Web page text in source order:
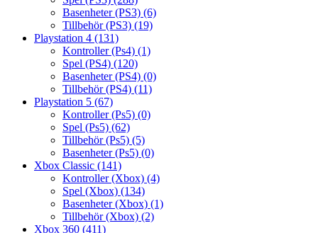
Basenheter (PS3) (6)
Tillbehör (PS3) (19)
Playstation 4 (131)
Kontroller (Ps4) (1)
Spel (PS4) (120)
Basenheter (PS4) (0)
Tillbehör (PS4) (11)
Playstation 5 (67)
Kontroller (Ps5) (0)
Spel (Ps5) (62)
Tillbehör (Ps5) (5)
Basenheter (Ps5) (0)
Xbox Classic (141)
Kontroller (Xbox) (4)
Spel (Xbox) (134)
Basenheter (Xbox) (1)
Tillbehör (Xbox) (2)
Xbox 360 (411)